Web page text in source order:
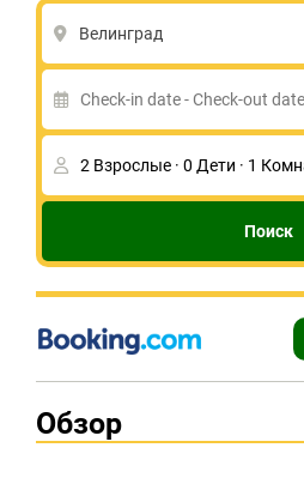
Велинград
Поиск
Обзор